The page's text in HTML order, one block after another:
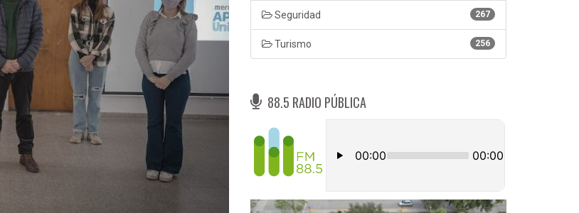
267
Seguridad
256
Turismo
88.5 RADIO PÚBLICA